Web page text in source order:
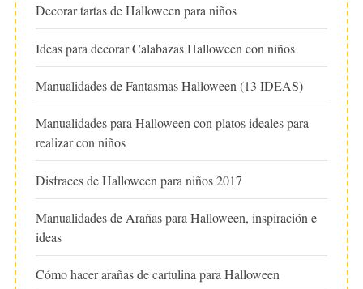
Decorar tartas de Halloween para niños
Ideas para decorar Calabazas Halloween con niños
Manualidades de Fantasmas Halloween (13 IDEAS)
Manualidades para Halloween con platos ideales para
realizar con niños
Disfraces de Halloween para niños 2017
Manualidades de Arañas para Halloween, inspiración e
ideas
Cómo hacer arañas de cartulina para Halloween